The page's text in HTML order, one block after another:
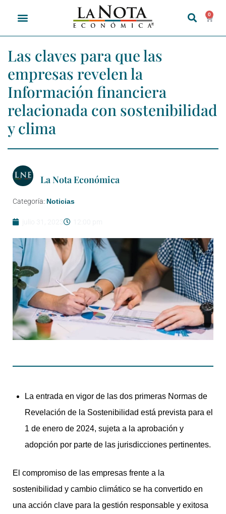
0
Las claves para que las
empresas revelen la
Información financiera
relacionada con sostenibilidad
y clima
La Nota Económica
Categoría: Noticias
La entrada en vigor de las dos primeras Normas de
Revelación de la Sostenibilidad está prevista para el
1 de enero de 2024, sujeta a la aprobación y
adopción por parte de las jurisdicciones pertinentes.
El compromiso de las empresas frente a la
sostenibilidad y cambio climático se ha convertido en
una acción clave para la gestión responsable y exitosa